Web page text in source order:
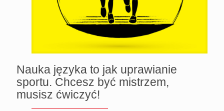
Nauka języka to jak uprawianie
sportu. Chcesz być mistrzem,
musisz ćwiczyć!